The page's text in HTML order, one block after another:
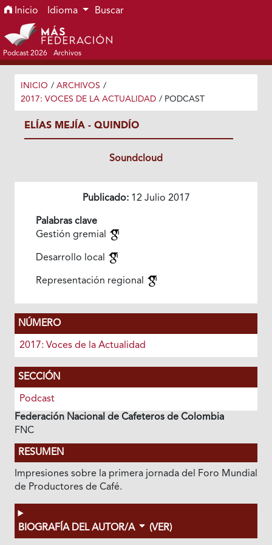
Ir al menú de navegación principal
Ir al contenido principal
Ir al pie de página del sitio
Inicio Idioma Buscar
Podcast 2026 Archivos
INICIO / ARCHIVOS /
2017: VOCES DE LA ACTUALIDAD / PODCAST
ELÍAS MEJÍA - QUINDÍO
Soundcloud
Publicado:12 Julio 2017
Palabras clave
Gestión gremial
Desarrollo local
Representación regional
NÚMERO
2017: Voces de la Actualidad
SECCIÓN
Podcast
Federación Nacional de Cafeteros de Colombia
FNC
RESUMEN
Impresiones sobre la primera jornada del Foro Mundial
de Productores de Café.
BIOGRAFÍA DEL AUTOR/A (VER)